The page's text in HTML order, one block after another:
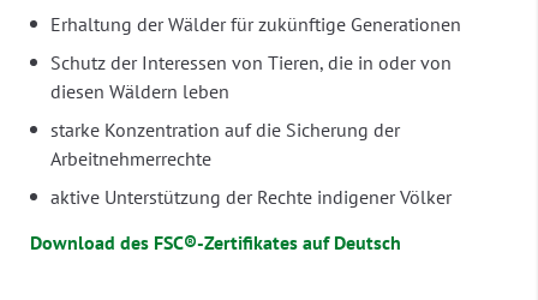
Erhaltung der Wälder für zukünftige Generationen
Schutz der Interessen von Tieren, die in oder von
diesen Wäldern leben
starke Konzentration auf die Sicherung der
Arbeitnehmerrechte
aktive Unterstützung der Rechte indigener Völker
Download des FSC®-Zertifikates auf Deutsch